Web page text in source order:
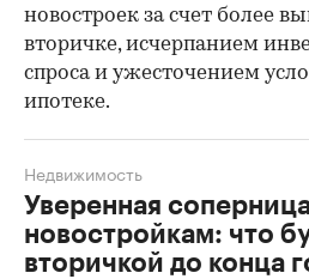
новостроек за счет более
вторичке, исчерпанием
спроса и ужесточением
ипотеке.
Уверенная
новостройкам: что
вторичкой до конца
Недвижимость